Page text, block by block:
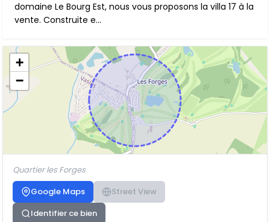
domaine Le Bourg Est, nous vous proposons la villa 17 à la
vente. Construite e...
+
−
Quartier les Forges
Google Maps
Street View
Identifier ce bien